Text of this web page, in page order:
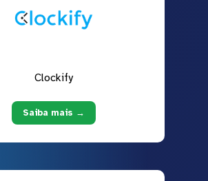
Clockify
Saiba mais →